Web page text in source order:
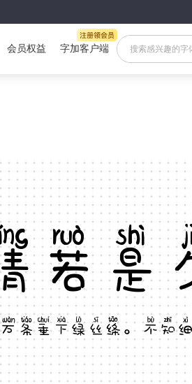
会员权益 字加客户端
若是
条垂下绿丝绦。不知